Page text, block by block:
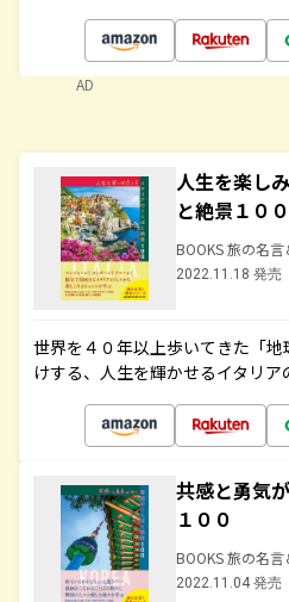
AD
人生を楽し
と絶景１００
BOOKS 旅の名言
2022.11.18 発売
世界を４０年以上歩いてきた「
けする、人生を輝かせるイタリ
共感と勇気
１００
BOOKS 旅の名言
2022.11.04 発売